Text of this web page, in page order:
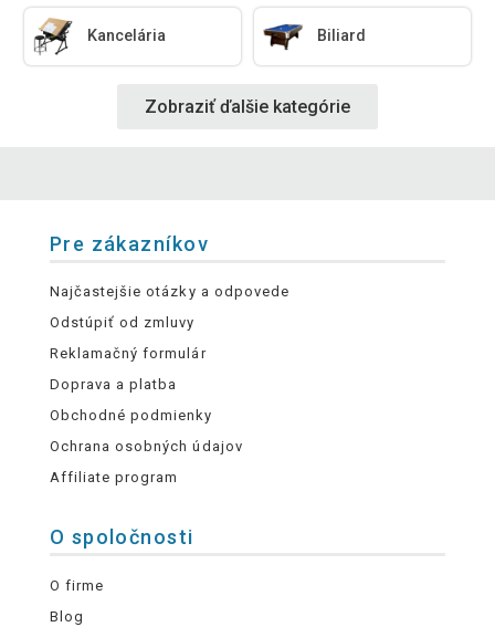
Kancelária Biliard
Zobraziť ďalšie kategórie
Pre zákazníkov
Najčastejšie otázky a odpovede
Odstúpiť od zmluvy
Reklamačný formulár
Doprava a platba
Obchodné podmienky
Ochrana osobných údajov
Affiliate program
O spoločnosti
O firme
Blog